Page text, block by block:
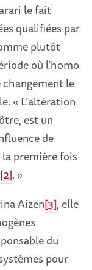
le fait
qualifiées par
plutôt
où l’homo
changement le
« L’altération
est un
de
première fois
[2]. »
Aizen[3], elle
du
pour